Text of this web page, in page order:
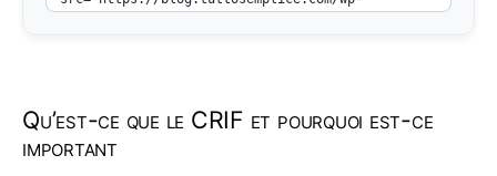
Qu’est-ce que le CRIF et pourquoi est-ce
important